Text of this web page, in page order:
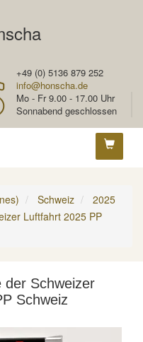
+49 (0) 5136 879 252
info@honscha.de
Mo - Fr 9.00 - 17.00 Uhr
Sonnabend geschlossen
Schweiz
2025
Luftfahrt 2025 PP
der Schweizer
Schweiz